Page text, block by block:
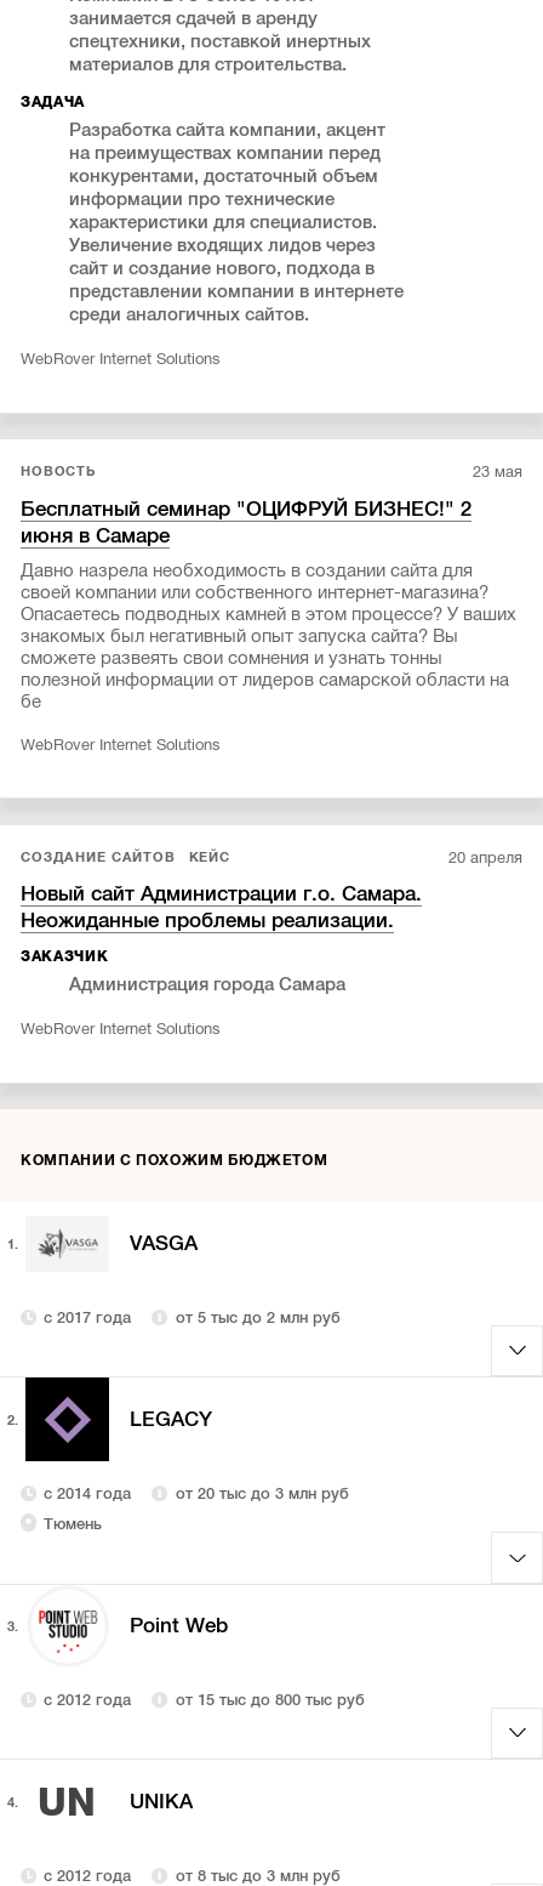
занимается сдачей в аренду
спецтехники, поставкой инертных
материалов для строительства.
ЗАДАЧА
Разработка сайта компании, акцент
на преимуществах компании перед
конкурентами, достаточный объем
информации про технические
характеристики для специалистов.
Увеличение входящих лидов через
сайт и создание нового, подхода в
представлении компании в интернете
среди аналогичных сайтов.
WebRover Internet Solutions
НОВОСТЬ 23 мая
Бесплатный семинар "ОЦИФРУЙ БИЗНЕС!" 2
июня в Самаре
Давно назрела необходимость в создании сайта для
своей компании или собственного интернет-магазина?
Опасаетесь подводных камней в этом процессе? У ваших
знакомых был негативный опыт запуска сайта? Вы
сможете развеять свои сомнения и узнать тонны
полезной информации от лидеров самарской области на
бе
WebRover Internet Solutions
СОЗДАНИЕ САЙТОВ КЕЙС 20 апреля
Новый сайт Администрации г.о. Самара.
Неожиданные проблемы реализации.
ЗАКАЗЧИК
Администрация города Самара
WebRover Internet Solutions
КОМПАНИИ С ПОХОЖИМ БЮДЖЕТОМ
1. VASGA
с 2017 года от 5 тыс до 2 млн руб
2. LEGACY
с 2014 года
от 20 тыс до 3 млн руб
Тюмень
3. Point Web
с 2012 года от 15 тыс до 800 тыс руб
4. UN UNIKA
с 2012 года от 8 тыс до 3 млн руб